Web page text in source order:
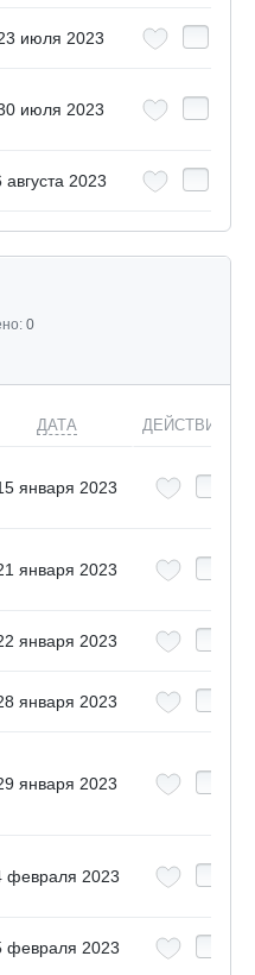
июля 2023
июля 2023
августа 2023
0
ДАТА ДЕЙСТВИЯ
января 2023
января 2023
января 2023
января 2023
января 2023
февраля 2023
февраля 2023